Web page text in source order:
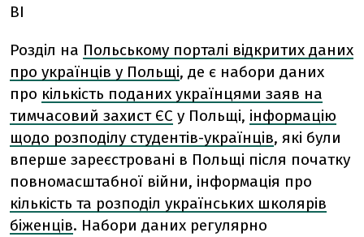
BI
Розділ на Польському порталі відкритих даних
про українців у Польщі, де є набори даних
про кількість поданих українцями заяв на
тимчасовий захист ЄС у Польщі, інформацію
щодо розподілу студентів-українців, які були
вперше зареєстровані в Польщі після початку
повномасштабної війни, інформація про
кількість та розподіл українських школярів
біженців. Набори даних регулярно